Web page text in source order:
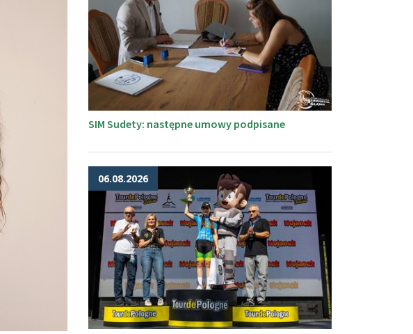
SIM Sudety: następne umowy podpisane
06.08.2026